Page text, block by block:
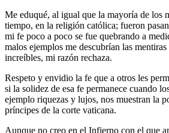
Me eduqué, al igual que la mayoría de los
tiempo, en la religión católica; fueron
mi fe poco a poco se fue quebrando a
malos ejemplos me descubrían las
increíbles, mi razón rechaza.
Respeto y envidio la fe que a otros les
si la solidez de esa fe permanece cuando
ejemplo riquezas y lujos, nos muestran la
príncipes de la corte vaticana.
Aunque no creo en el Infierno con el que